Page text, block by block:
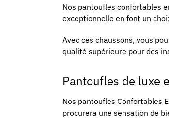
Nos pantoufles confortables
exceptionnelle en font un
Avec ces chaussons, vous
qualité supérieure pour des
Pantoufles de luxe
Nos pantoufles Confortables
procurera une sensation de